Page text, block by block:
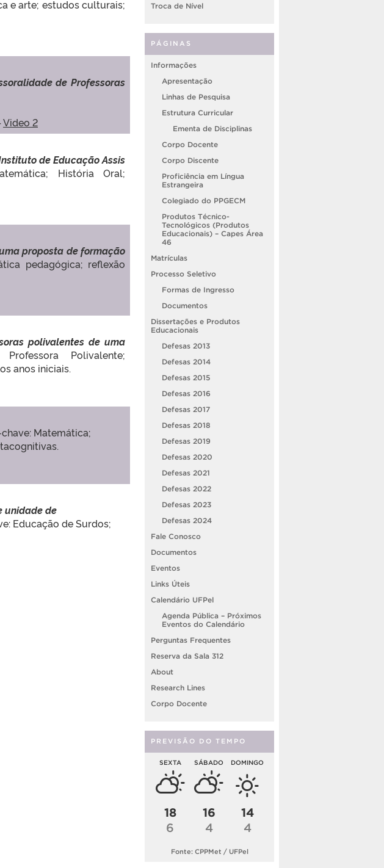
e arte; estudos culturais;
de Professoras
Video 2
de Educação Assis
História Oral;
proposta de formação
pedagógica; reflexão
polivalentes de uma
Polivalente;
anos iniciais.
Matemática;
unidade de
Educação de Surdos;
Troca de Nível
PÁGINAS
Informações
Apresentação
Linhas de Pesquisa
Estrutura Curricular
Ementa de Disciplinas
Corpo Docente
Corpo Discente
Proficiência em Língua
Estrangeira
Colegiado do PPGECM
Produtos Técnico-
Tecnológicos (Produtos
Educacionais) – Capes Área
46
Matrículas
Processo Seletivo
Formas de Ingresso
Documentos
Dissertações e Produtos
Educacionais
Defesas 2013
Defesas 2014
Defesas 2015
Defesas 2016
Defesas 2017
Defesas 2018
Defesas 2019
Defesas 2020
Defesas 2021
Defesas 2022
Defesas 2023
Defesas 2024
Fale Conosco
Documentos
Eventos
Links Úteis
Calendário UFPel
Agenda Pública – Próximos
Eventos do Calendário
Perguntas Frequentes
Reserva da Sala 312
About
Research Lines
Corpo Docente
PREVISÃO DO TEMPO
SEXTA
18
6
SÁBADO
16
4
DOMINGO
14
4
Fonte: CPPMet / UFPel